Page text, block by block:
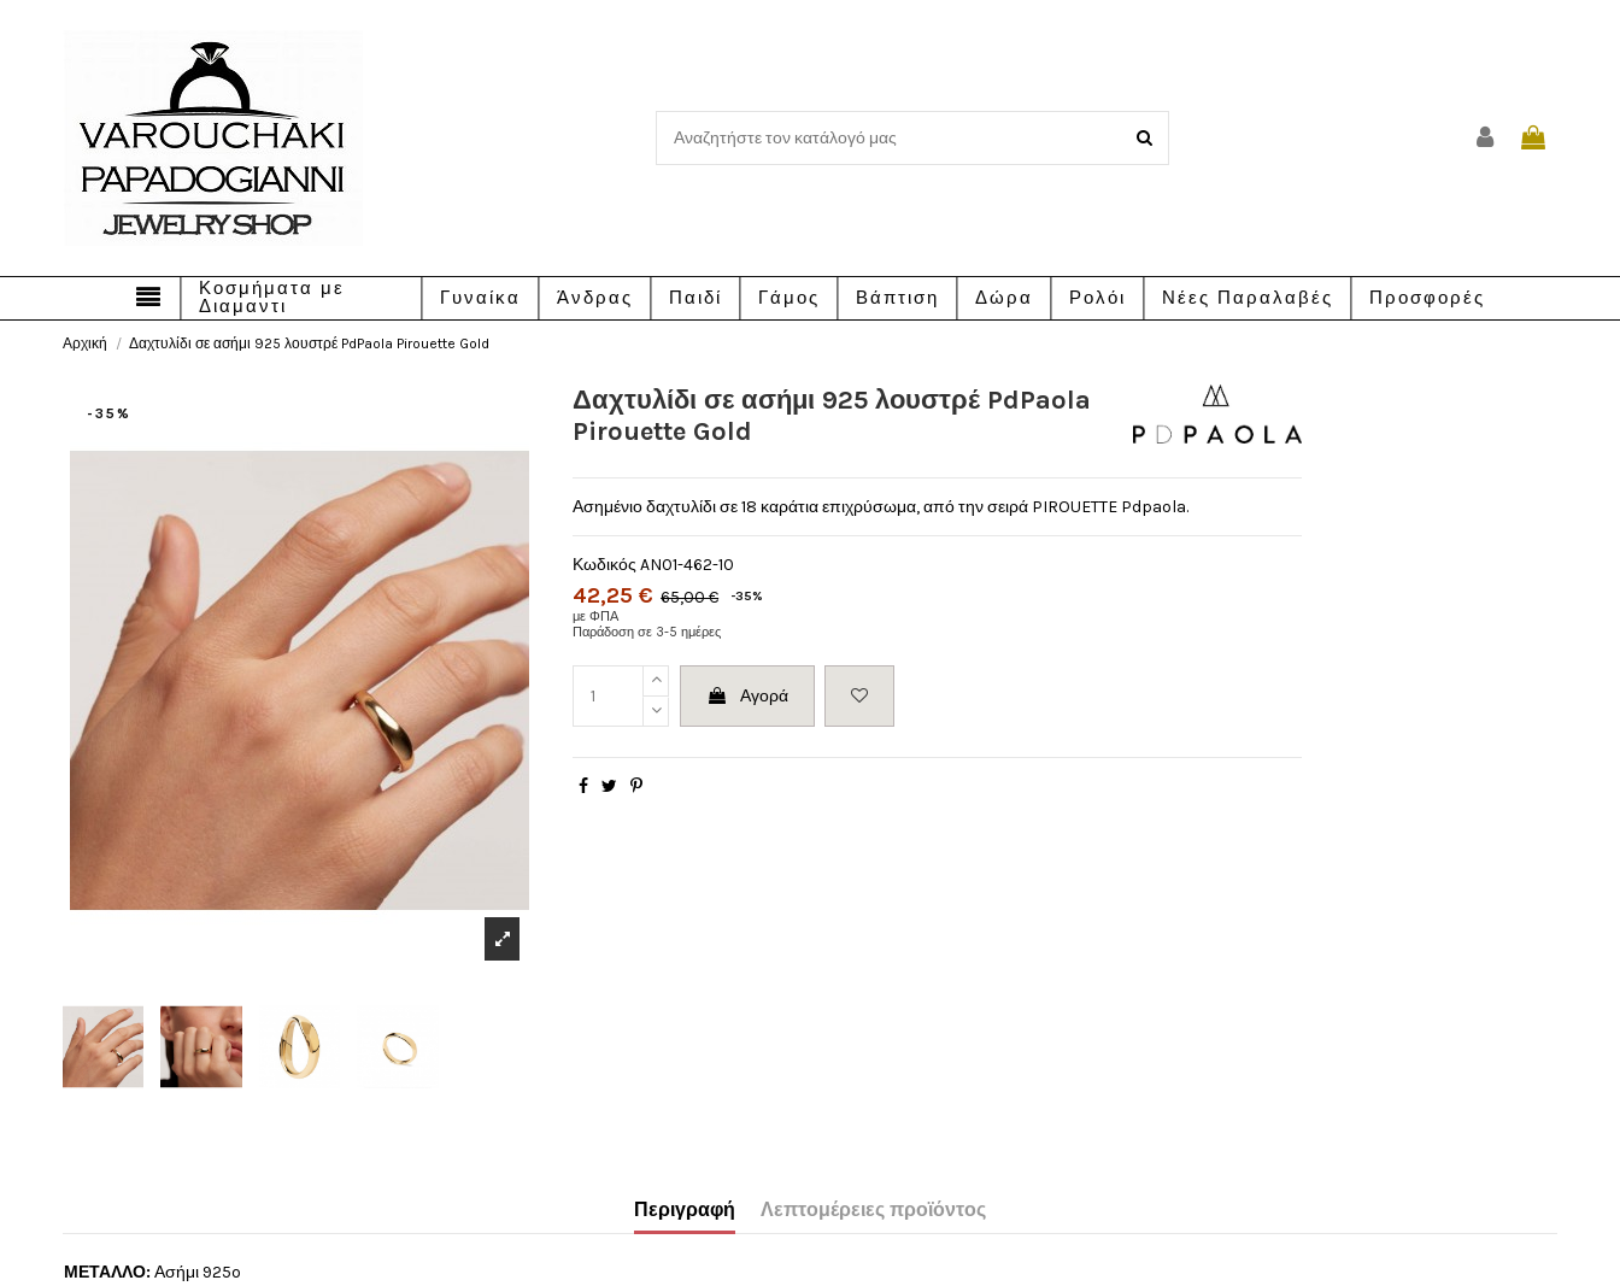
Κοσμήματα με
Διαμαντι
Γυναίκα Άνδρας Παιδί Γάμος Βάπτιση Δώρα Ρολόι Νέες Παραλαβές Προσφορές
Αρχική Δαχτυλίδι σε ασήμι 925 λουστρέ PdPaola Pirouette Gold
-35%
Δαχτυλίδι σε ασήμι 925 λουστρέ PdPaola
Pirouette Gold
Ασημένιο δαχτυλίδι σε 18 καράτια επιχρύσωμα, από την σειρά PIROUETTE Pdpaola.
Κωδικός AN01-462-10
42,25 € 65,00 €
-35%
με ΦΠΑ
Παράδοση σε 3-5 ημέρες
Αγορά
Περιγραφή Λεπτομέρειες προϊόντος
ΜΕΤΑΛΛΟ: Ασήμι 925o